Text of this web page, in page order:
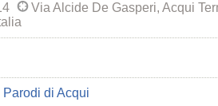
Via Alcide De Gasperi, Acqui